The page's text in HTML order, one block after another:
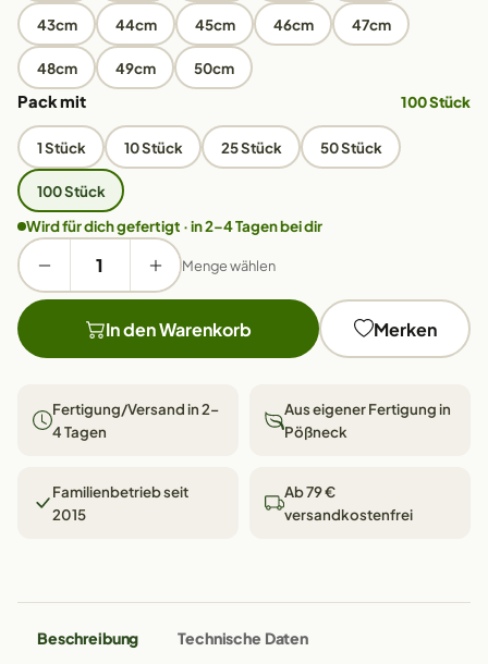
43cm 44cm 45cm 46cm 47cm
48cm 49cm 50cm
Pack mit 100 Stück
1 Stück 10 Stück 25 Stück 50 Stück
100 Stück
Wird für dich gefertigt · in 2–4 Tagen bei dir
Menge wählen
In den Warenkorb Merken
Fertigung/Versand in 2–
4 Tagen
Aus eigener Fertigung in
Pößneck
Familienbetrieb seit
2015
Ab 79 €
versandkostenfrei
Beschreibung Technische Daten